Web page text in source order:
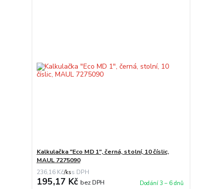
Kalkulačka "Eco MD 1", černá, stolní, 10 číslic,
MAUL 7275090
236,16 Kč/ks
195,17 Kč bez DPH Dodání 3 – 6 dnů